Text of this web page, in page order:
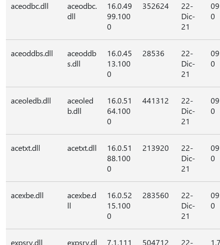
aceodbc.dll
aceodbc.
dll
16.0.49
99.100
0
352624
22-
Dic-
21
0
aceoddbs.dll
aceoddb
s.dll
16.0.45
13.100
0
28536
22-
Dic-
21
0
aceoledb.dll
aceoled
b.dll
16.0.51
64.100
0
441312
22-
Dic-
21
0
acetxt.dll acetxt.dll
16.0.51
88.100
0
213920
22-
Dic-
21
0
acexbe.dll
acexbe.d
ll
16.0.52
15.100
0
283560
22-
Dic-
21
0
expsrv.dll expsrv.dl 7.1.111 504712 22-